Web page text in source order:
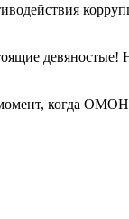
девяностые!
когда ОМОН